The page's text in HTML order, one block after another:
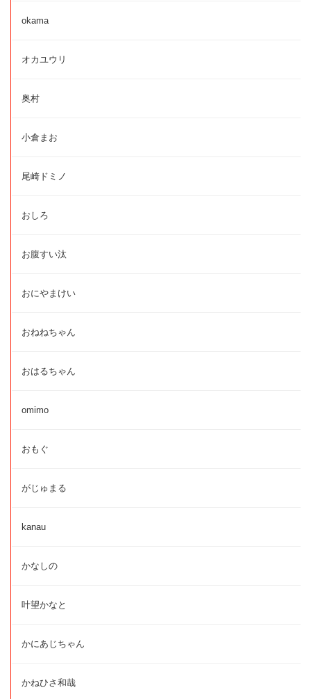
okama
オカユウリ
奥村
小倉まお
尾崎ドミノ
おしろ
お腹すい汰
おにやまけい
おねねちゃん
おはるちゃん
omimo
おもぐ
がじゅまる
kanau
かなしの
叶望かなと
かにあじちゃん
かねひさ和哉